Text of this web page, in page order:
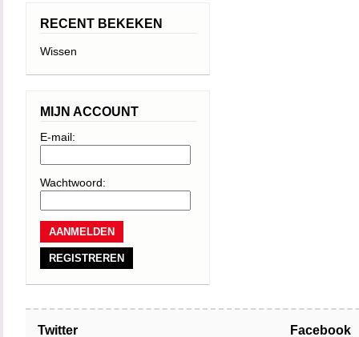
RECENT BEKEKEN
Wissen
MIJN ACCOUNT
E-mail:
Wachtwoord:
REGISTREREN
Twitter Facebook